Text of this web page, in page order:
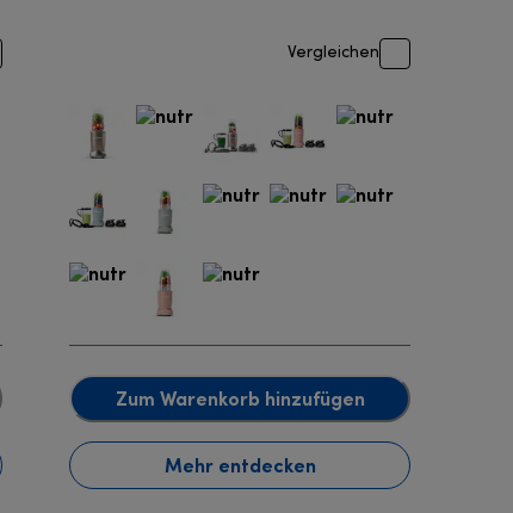
Vergleichen
Zum Warenkorb hinzufügen
Mehr entdecken